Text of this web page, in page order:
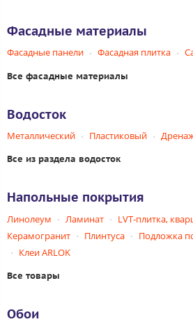
Фасадные материалы
Фасадные панели Фасадная плитка
Все фасадные материалы
Водосток
Металлический Пластиковый
Все из раздела водосток
Напольные покрытия
Линолеум Ламинат
LVT-плитка,
Керамогранит
Плинтуса
Подложка
Клеи ARLOK
Все товары
Обои